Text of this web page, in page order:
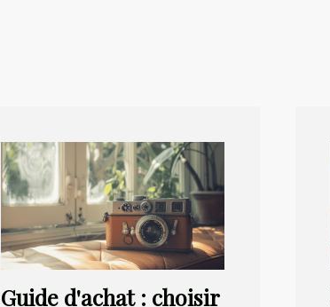
Guide d'achat : choisir